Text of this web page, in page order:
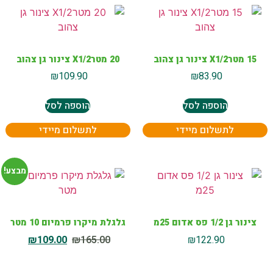
15 מטרX1/2 צינור גן צהוב
₪83.90
הוספה לסל
לתשלום מיידי
20 מטרX1/2 צינור גן צהוב
₪109.90
הוספה לסל
לתשלום מיידי
צינור גן 1/2 פס אדום 25מ
₪122.90
מבצע!
גלגלת מיקרו פרמיום 10 מטר
₪165.00
₪109.00